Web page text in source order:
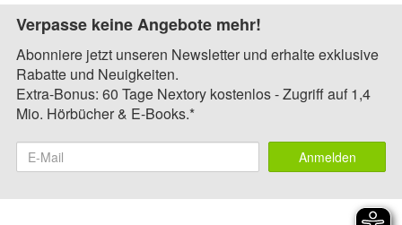
Verpasse keine Angebote mehr!
Abonniere jetzt unseren Newsletter und erhalte exklusive
Rabatte und Neuigkeiten.
Extra-Bonus: 60 Tage Nextory kostenlos - Zugriff auf 1,4
Mio. Hörbücher & E-Books.*
Anmelden